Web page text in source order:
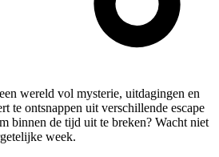
wereld vol mysterie, uitdagingen en
te ontsnappen uit verschillende escape
binnen de tijd uit te breken? Wacht niet
week.